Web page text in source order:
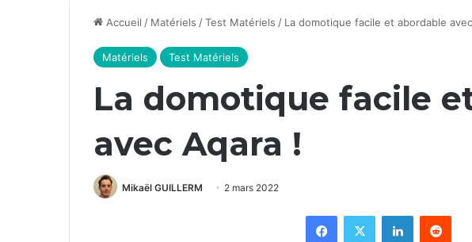
Accueil / Matériels /Test Matériels / La domotique facile et abordable
Matériels Test Matériels
La domotique facile
avec Aqara !
Mikaël GUILLERM 2 mars 2022
Facebook
X Linkedin